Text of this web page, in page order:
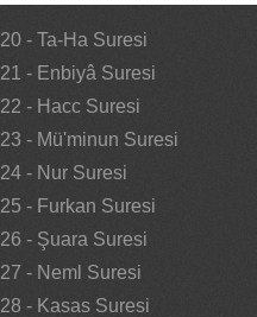
20 - Ta-Ha Suresi
21 - Enbiyâ Suresi
22 - Hacc Suresi
23 - Mü'minun Suresi
24 - Nur Suresi
25 - Furkan Suresi
26 - Şuara Suresi
27 - Neml Suresi
28 - Kasas Suresi